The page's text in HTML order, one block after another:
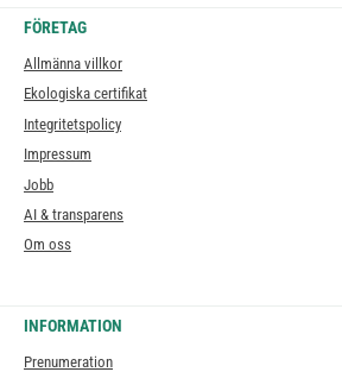
FÖRETAG
Allmänna villkor
Ekologiska certifikat
Integritetspolicy
Impressum
Jobb
AI & transparens
Om oss
INFORMATION
Prenumeration